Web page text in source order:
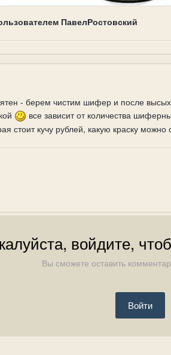
ПавелРостовский
- берем чистим шифер и после
все зависит от количества
стоит кучу рублей, какую краску
войдите,
Вы сможете оставить
Войти